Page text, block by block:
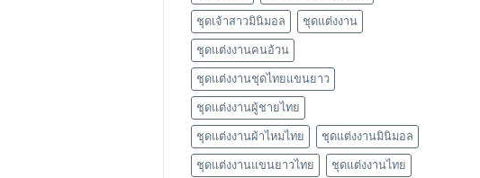
ชุดเจ้าสาวมินิมอล ชุดแต่งงาน
ชุดแต่งงานคนอ้วน
ชุดแต่งงานชุดไทยแขนยาว
ชุดแต่งงานผู้ชายไทย
ชุดแต่งงานผ้าไหมไทย ชุดแต่งงานมินิมอล
ชุดแต่งงานแขนยาวไทย ชุดแต่งงานไทย